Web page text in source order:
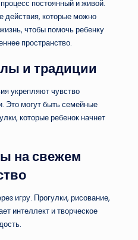
постоянный и живой.
действия, которые можно
чтобы помочь ребенку
пространство.
и традиции
укрепляют чувство
Это могут быть семейные
которые ребенок начнет
на свежем
игру. Прогулки, рисование,
интеллект и творческое